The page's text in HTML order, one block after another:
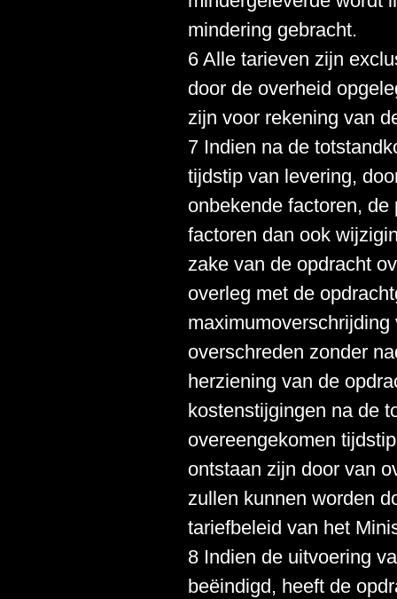
mindering gebracht.
6 Alle tarieven zijn
door de overheid
zijn voor rekening van
7 Indien na de
tijdstip van levering,
onbekende factoren,
factoren dan ook
zake van de opdracht
overleg met de
overschreden zonder
herziening van de
kostenstijgingen na de
overeengekomen
ontstaan zijn door van
zullen kunnen worden
tariefbeleid van het
8 Indien de uitvoering
beëindigd, heeft de